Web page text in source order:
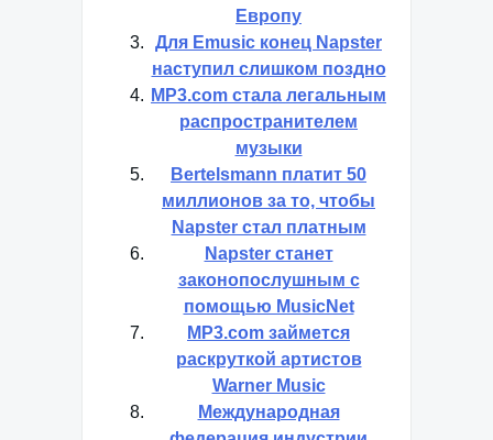
Европу
Для Emusic конец Napster
наступил слишком поздно
MP3.com стала легальным
распространителем
музыки
Bertelsmann платит 50
миллионов за то, чтобы
Napster стал платным
Napster станет
законопослушным с
помощью MusicNet
MP3.com займется
раскруткой артистов
Warner Music
Международная